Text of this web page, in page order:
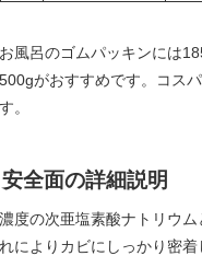
風呂のゴムパッキンには
がおすすめです。コス
。
全面の詳細説明
度の次亜塩素酸ナトリウ
によりカビにしっかり密